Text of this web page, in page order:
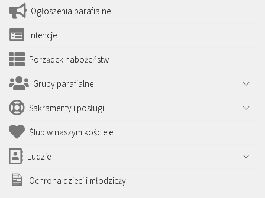
Ogłoszenia parafialne
Intencje
Porządek nabożeństw
Grupy parafialne
Sakramenty i posługi
Ślub w naszym kościele
Ludzie
Ochrona dzieci i młodzieży